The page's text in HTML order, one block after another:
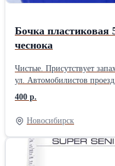
Бочка пластиковая
чеснока
Чистые. Присутствует запах чеснока! Наш
ул. Автомобилистов проезд, 2/4 Время работы: с
по пятницу с 9 до 18
воскресение. Телефон: 8 960 789 22 00 Эл. почта:
promtaransk@mail.ru
400 р.
Новосибирск